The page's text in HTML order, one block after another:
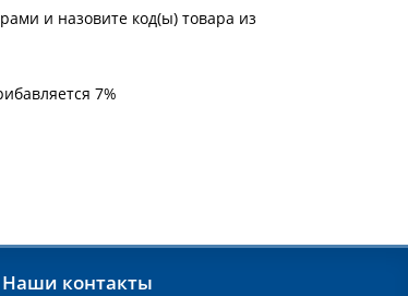
и назовите код(ы) товара из
7%
Наши контакты